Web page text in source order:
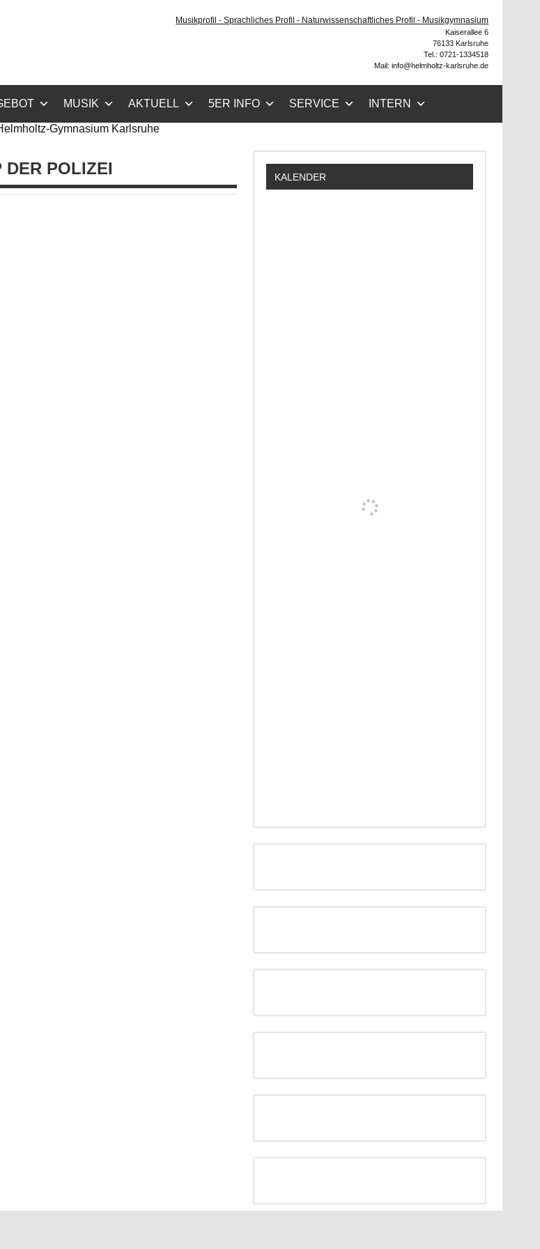
Karlsruhe
Musikprofil - Sprachliches Profil - Naturwissenschaftliches Profil - Musikgymnasium
Kaiserallee 6
76133 Karlsruhe
Tel.: 0721-1334518
Mail: info@helmholtz-karlsruhe.de
MUSIK AKTUELL 5ER INFO SERVICE INTERN
DER POLIZEI KALENDER